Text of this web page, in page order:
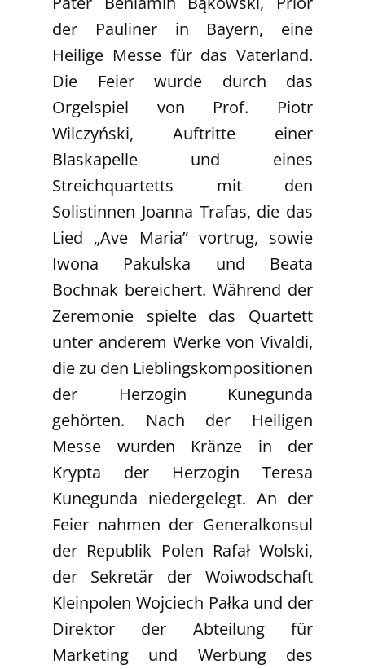
der Pauliner in Bayern, eine
Heilige Messe für das Vaterland.
Die Feier wurde durch das
Orgelspiel von Prof. Piotr
Wilczyński, Auftritte einer
Blaskapelle und eines
Streichquartetts mit den
Solistinnen Joanna Trafas, die das
Lied „Ave Maria” vortrug, sowie
Iwona Pakulska und Beata
Bochnak bereichert. Während der
Zeremonie spielte das Quartett
unter anderem Werke von Vivaldi,
die zu den Lieblingskompositionen
der Herzogin Kunegunda
gehörten. Nach der Heiligen
Messe wurden Kränze in der
Krypta der Herzogin Teresa
Kunegunda niedergelegt. An der
Feier nahmen der Generalkonsul
der Republik Polen Rafał Wolski,
der Sekretär der Woiwodschaft
Kleinpolen Wojciech Pałka und der
Direktor der Abteilung für
Marketing und Werbung des